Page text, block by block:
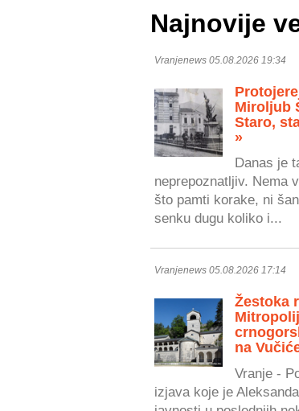
Najnovije
Vranjenews 05.08.2026 19:34
Miroljub
Staro,
»
Danas je
neprepoznatljiv. Nema
što pamti korake, ni
senku dugu koliko i...
Vranjenews 05.08.2026 17:14
Žestoka
na
Vranje -
izjava koje je